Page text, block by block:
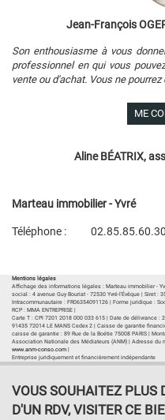
Jean-François
Son enthousiasme à vous
professionnel en qui vous
vente ou d'achat. Vous ne
ME
Aline BÉATRIX,
Marteau immobilier - Yvré
Téléphone :
02.85.85.60.30
Mentions légales
Affichage des informations légales : Marteau immobilier -
social : 4 avenue Guy Bouriat - 72530 Yvré-l'Évêque | Siret :
Intracommunautaire : FR06354091126 | Forme juridique :
RCP : MMA ENTREPRISE |
Carte T : CPI 7201 2018 000 033 615 | Date de délivrance :
91435 72014 LE MANS Cedex 2 | Caisse de garantie
caisse de garantie : 89 Rue de la Boétie 75008 PARIS |
Association Nationale des Médiateurs (ANM) | Adresse du
www.anm-conso.com
Entreprise juridiquement et financièrement indépendante
VOUS SOUHAITEZ PLUS
D'UN RDV, VISITER CE